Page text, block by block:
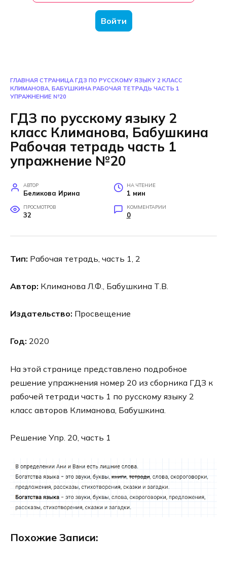
Войти
ГЛАВНАЯ СТРАНИЦА ГДЗ ПО РУССКОМУ ЯЗЫКУ 2 КЛАСС
КЛИМАНОВА, БАБУШКИНА РАБОЧАЯ ТЕТРАДЬ ЧАСТЬ 1
УПРАЖНЕНИЕ №20
ГДЗ по русскому языку 2
класс Климанова, Бабушкина
Рабочая тетрадь часть 1
упражнение №20
АВТОР
Беликова Ирина
НА ЧТЕНИЕ
1 мин
ПРОСМОТРОВ
32
КОММЕНТАРИИ
0
Тип: Рабочая тетрадь, часть 1, 2
Автор: Климанова Л.Ф., Бабушкина Т.В.
Издательство: Просвещение
Год: 2020
На этой странице представлено подробное
решение упражнения номер 20 из сборника ГДЗ к
рабочей тетради часть 1 по русскому языку 2
класс авторов Климанова, Бабушкина.
Решение Упр. 20, часть 1
Похожие Записи: